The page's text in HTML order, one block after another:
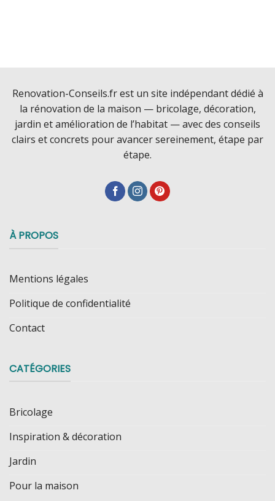
Renovation-Conseils.fr est un site indépendant dédié à
la rénovation de la maison — bricolage, décoration,
jardin et amélioration de l’habitat — avec des conseils
clairs et concrets pour avancer sereinement, étape par
étape.
À PROPOS
Mentions légales
Politique de confidentialité
Contact
CATÉGORIES
Bricolage
Inspiration & décoration
Jardin
Pour la maison